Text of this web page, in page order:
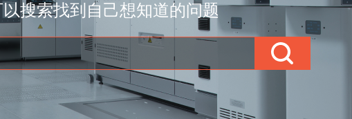
搜索找到自己想知道的问题